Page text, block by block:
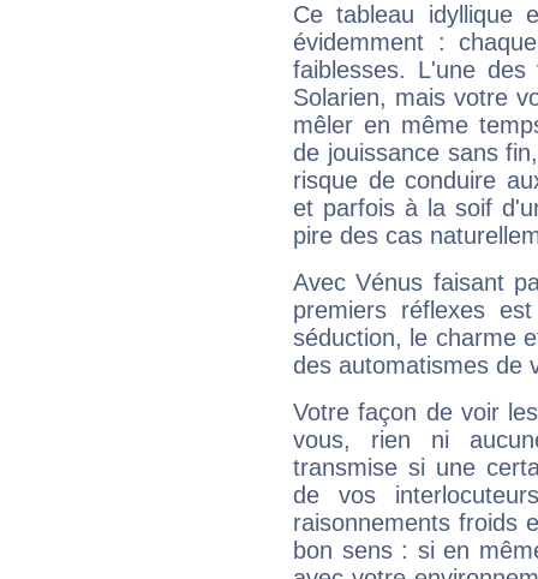
Ce tableau idyllique
évidemment :
faiblesses. L'une
Solarien, mais votre
mêler en même
de jouissance sans
risque de conduire
et parfois à la soif
pire des cas
Avec Vénus faisant
premiers réflexes
séduction, le charme
des automatismes de
Votre façon de voir
vous, rien ni
transmise si une
de vos
raisonnements froids
bon sens : si en